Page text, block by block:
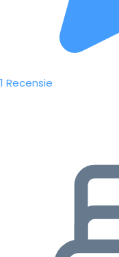
1 Recensie